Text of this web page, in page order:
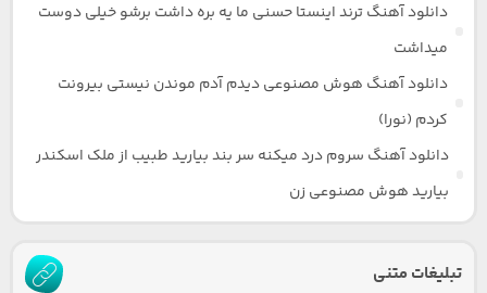
دانلود آهنگ ترند اینستا حسنی ما یه بره داشت برشو خیلی دوست
میداشت
دانلود آهنگ هوش مصنوعی دیدم آدم موندن نیستی بیرونت
کردم (نورا)
دانلود آهنگ سروم درد میکنه سر بند بیارید طبیب از ملک اسکندر
بیارید هوش مصنوعی زن
تبلیغات متنی